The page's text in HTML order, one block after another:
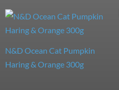
N&D Ocean Cat Pumpkin
Haring & Orange 300g